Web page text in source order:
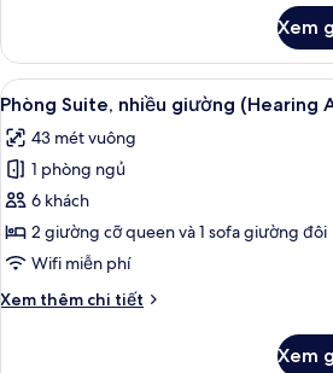
Phòng
Suite,
nhiều
giường
(Mobility
Accessible,
Tub)
Xem
Xem
tất
cả
ảnh
Phòng
Suite,
nhiều
(Hearing
Bàn,
5
Phòng Suite, nhiều giường (Hearing
43 mét vuông
1 phòng ngủ
6 khách
2 giường cỡ queen và 1 sofa giường đôi
Wifi miễn phí
Xem thêm chi tiết
Chi
Xem